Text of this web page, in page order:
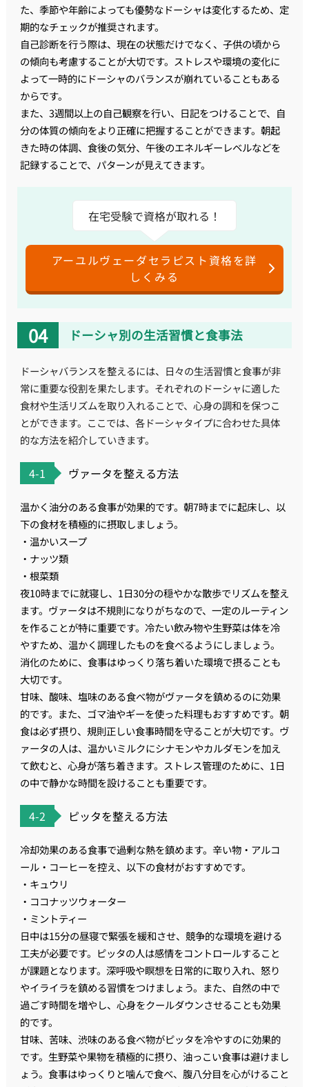
た、季節や年齢によっても優勢なドーシャは変化するため、定
期的なチェックが推奨されます。
自己診断を行う際は、現在の状態だけでなく、子供の頃から
の傾向も考慮することが大切です。ストレスや環境の変化に
よって一時的にドーシャのバランスが崩れていることもある
からです。
また、3週間以上の自己観察を行い、日記をつけることで、自
分の体質の傾向をより正確に把握することができます。朝起
きた時の体調、食後の気分、午後のエネルギーレベルなどを
記録することで、パターンが見えてきます。
在宅受験で資格が取れる！
アーユルヴェーダセラピスト資格を詳
しくみる
ドーシャ別の生活習慣と食事法
ドーシャバランスを整えるには、日々の生活習慣と食事が非
常に重要な役割を果たします。それぞれのドーシャに適した
食材や生活リズムを取り入れることで、心身の調和を保つこ
とができます。ここでは、各ドーシャタイプに合わせた具体
的な方法を紹介していきます。
4-1 ヴァータを整える方法
温かく油分のある食事が効果的です。朝7時までに起床し、以
下の食材を積極的に摂取しましょう。
・温かいスープ
・ナッツ類
・根菜類
夜10時までに就寝し、1日30分の穏やかな散歩でリズムを整え
ます。ヴァータは不規則になりがちなので、一定のルーティン
を作ることが特に重要です。冷たい飲み物や生野菜は体を冷
やすため、温かく調理したものを食べるようにしましょう。
消化のために、食事はゆっくり落ち着いた環境で摂ることも
大切です。
甘味、酸味、塩味のある食べ物がヴァータを鎮めるのに効果
的です。また、ゴマ油やギーを使った料理もおすすめです。朝
食は必ず摂り、規則正しい食事時間を守ることが大切です。ヴ
ァータの人は、温かいミルクにシナモンやカルダモンを加え
て飲むと、心身が落ち着きます。ストレス管理のために、1日
の中で静かな時間を設けることも重要です。
4-2 ピッタを整える方法
冷却効果のある食事で過剰な熱を鎮めます。辛い物・アルコ
ール・コーヒーを控え、以下の食材がおすすめです。
・キュウリ
・ココナッツウォーター
・ミントティー
日中は15分の昼寝で緊張を緩和させ、競争的な環境を避ける
工夫が必要です。ピッタの人は感情をコントロールすること
が課題となります。深呼吸や瞑想を日常的に取り入れ、怒り
やイライラを鎮める習慣をつけましょう。また、自然の中で
過ごす時間を増やし、心身をクールダウンさせることも効果
的です。
甘味、苦味、渋味のある食べ物がピッタを冷やすのに効果的
です。生野菜や果物を積極的に摂り、油っこい食事は避けまし
ょう。食事はゆっくりと噛んで食べ、腹八分目を心がけること